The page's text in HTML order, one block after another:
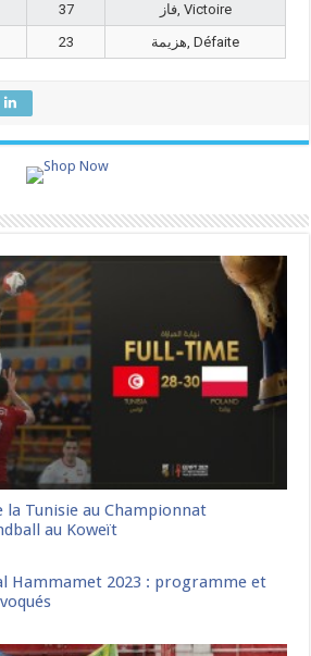
37
فاز, Victoire
23 هزيمة, Défaite
Tunisie au Championnat
au Koweït
Hammamet 2023 : programme et